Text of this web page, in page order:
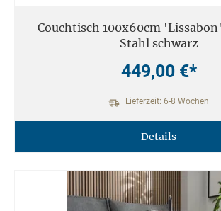
Couchtisch 100x60cm
Stahl schwarz
449,00 €*
Lieferzeit: 6-8 Wochen
Details